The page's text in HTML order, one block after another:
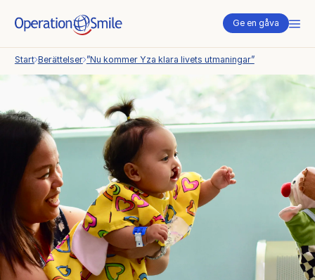
Ge en gåva
Start Berättelser ”Nu kommer Yza klara livets utmaningar”